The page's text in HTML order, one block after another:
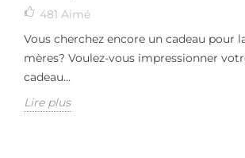
481 Aimé
Vous cherchez encore un cadeau pour
mères? Voulez-vous impressionner
cadeau...
Lire plus